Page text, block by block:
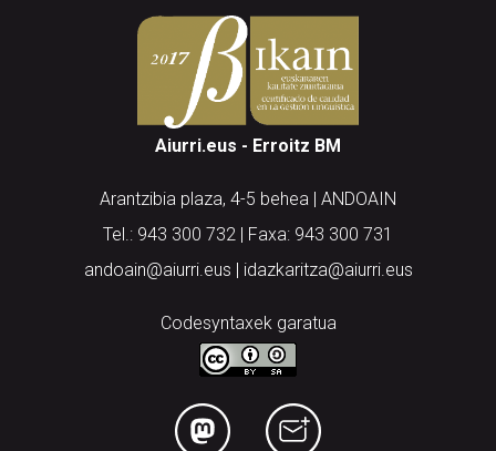
Aiurri.eus - Erroitz BM
Arantzibia plaza, 4-5 behea | ANDOAIN
Tel.: 943 300 732 | Faxa: 943 300 731
andoain@aiurri.eus | idazkaritza@aiurri.eus
Codesyntaxek garatua